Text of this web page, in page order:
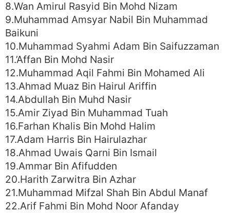
8.Wan Amirul Rasyid Bin Mohd Nizam
9.Muhammad Amsyar Nabil Bin Muhammad
Baikuni
10.Muhammad Syahmi Adam Bin Saifuzzaman
11.’Affan Bin Mohd Nasir
12.Muhammad Aqil Fahmi Bin Mohamed Ali
13.Ahmad Muaz Bin Hairul Ariffin
14.Abdullah Bin Muhd Nasir
15.Amir Ziyad Bin Muhammad Tuah
16.Farhan Khalis Bin Mohd Halim
17.Adam Harris Bin Hairulazhar
18.Ahmad Uwais Qarni Bin Ismail
19.Ammar Bin Afifudden
20.Harith Zarwitra Bin Azhar
21.Muhammad Mifzal Shah Bin Abdul Manaf
22.Arif Fahmi Bin Mohd Noor Afanday